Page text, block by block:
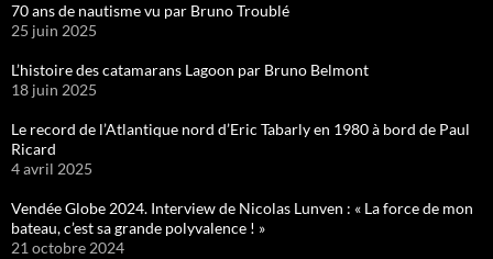
70 ans de nautisme vu par Bruno Troublé
25 juin 2025
L’histoire des catamarans Lagoon par Bruno Belmont
18 juin 2025
Le record de l’Atlantique nord d’Eric Tabarly en 1980 à bord de Paul
Ricard
4 avril 2025
Vendée Globe 2024. Interview de Nicolas Lunven : « La force de mon
bateau, c’est sa grande polyvalence ! »
21 octobre 2024